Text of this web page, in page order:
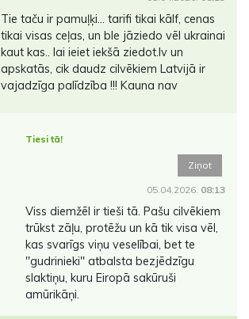
Tie taču ir pamuļķi… tarifi tikai kālf, cenas
tikai visas ceļas, un ble jāziedo vēl ukrainai
kaut kas.. lai ieiet iekšā ziedot.lv un
apskatās, cik daudz cilvēkiem Latvijā ir
vajadzīga palīdzība !!! Kauna nav
Tiesi tā!
Ziņot
05.04.2026. 08:13
Viss diemžēl ir tieši tā. Pašu cilvēkiem
trūkst zāļu, protēžu un kā tik visa vēl,
kas svarīgs viņu veselībai, bet te
''gudrinieki'' atbalsta bezjēdzīgu
slaktiņu, kuru Eiropā sakūruši
amūrikāņi.